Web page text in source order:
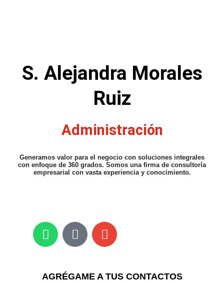
S. Alejandra Morales
Ruiz
Administración
Generamos valor para el negocio con soluciones integrales
con enfoque de 360 grados. Somos una firma de consultoría
empresarial con vasta experiencia y conocimiento.
AGRÉGAME A TUS CONTACTOS